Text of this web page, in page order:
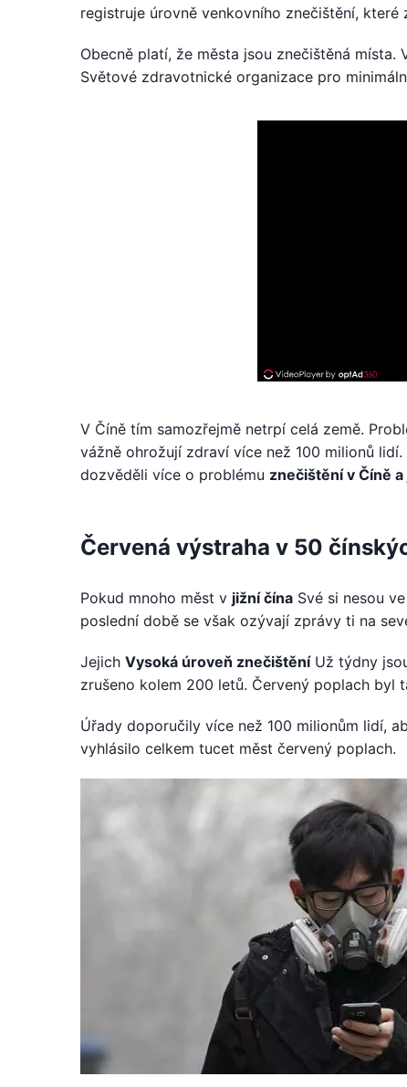
registruje úrovně venkovního znečištění,
Obecně platí, že města jsou znečištěná
Světové zdravotnické organizace pro
V Číně tím samozřejmě netrpí celá země.
vážně ohrožují zdraví více než 100 milionů
dozvěděli více o problému znečištění v Číně
Červená výstraha v 50
Pokud mnoho měst v jižní čína Své si nesou
poslední době se však ozývají zprávy ti na
Jejich Vysoká úroveň znečištěníUž týdny
zrušeno kolem 200 letů. Červený poplach byl
Úřady doporučily více než 100 milionům lidí,
vyhlásilo celkem tucet měst červený poplach.